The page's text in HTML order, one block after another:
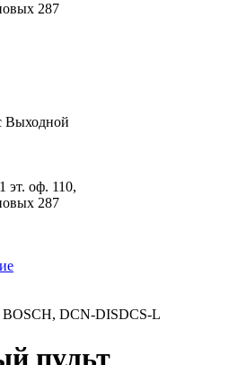
287
Выходной
эт. оф. 110,
287
DCN-DISDCS-L
пульт